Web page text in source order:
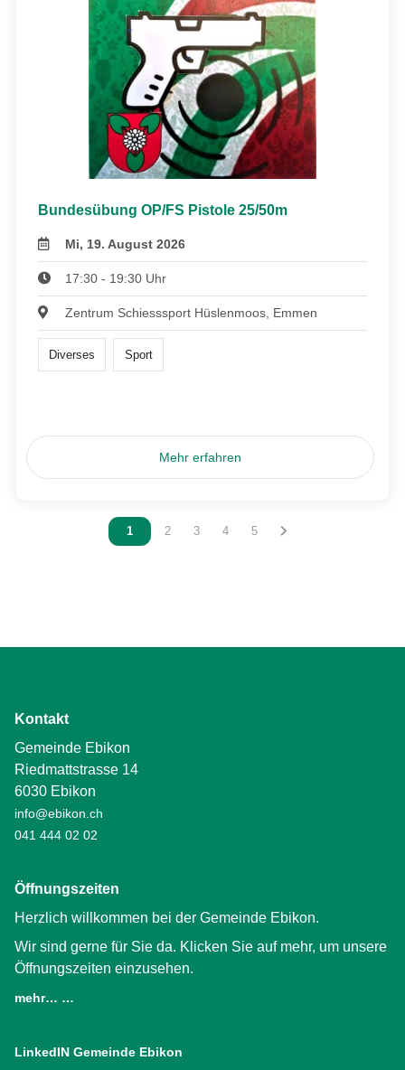
Bundesübung OP/FS Pistole 25/50m
Mi, 19. August 2026
17:30 - 19:30 Uhr
Zentrum Schiesssport Hüslenmoos, Emmen
Diverses Sport
Mehr erfahren
Vous êtes sur la page
1 Vous êtes sur la page
2 Vous êtes sur la page
3 Vous êtes sur la page
4 Vous êtes sur la page
5
Kontakt
Gemeinde Ebikon
Riedmattstrasse 14
6030 Ebikon
info@ebikon.ch
041 444 02 02
Öffnungszeiten
Herzlich willkommen bei der Gemeinde Ebikon.
Wir sind gerne für Sie da. Klicken Sie auf mehr, um unsere
Öffnungszeiten einzusehen.
mehr… …
LinkedIN Gemeinde Ebikon